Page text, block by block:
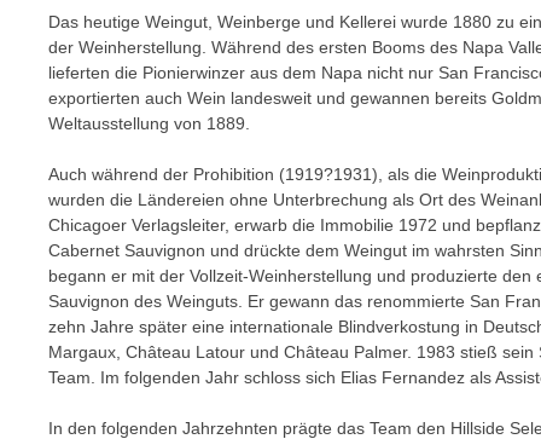
Das heutige Weingut, Weinberge und Kellerei wurde 1880 zu
der Weinherstellung. Während des ersten Booms des Napa
lieferten die Pionierwinzer aus dem Napa nicht nur San
exportierten auch Wein landesweit und gewannen bereits
Weltausstellung von 1889.
Auch während der Prohibition (1919?1931), als die
wurden die Ländereien ohne Unterbrechung als Ort des
Chicagoer Verlagsleiter, erwarb die Immobilie 1972 und
Cabernet Sauvignon und drückte dem Weingut im wahrsten
begann er mit der Vollzeit-Weinherstellung und produzierte den
Sauvignon des Weinguts. Er gewann das renommierte San
zehn Jahre später eine internationale Blindverkostung in
Margaux, Château Latour und Château Palmer. 1983 stieß
Team. Im folgenden Jahr schloss sich Elias Fernandez als
In den folgenden Jahrzehnten prägte das Team den Hillside